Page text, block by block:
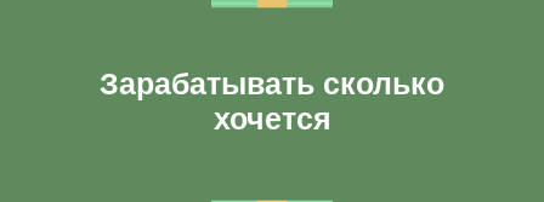
Зарабатывать сколько
хочется